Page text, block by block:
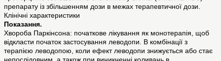
препарату із збільшенням дози в межах терапевтичної дози.
Клінічні характеристики
Показання.
Хвороба Паркінсона: початкове лікування як монотерапія, щоб
відкласти початок застосування леводопи. В комбінації з
терапією леводопою, коли ефект леводопи знижується або стає